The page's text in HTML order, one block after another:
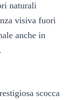
naturali
visiva fuori
anche in
scocca